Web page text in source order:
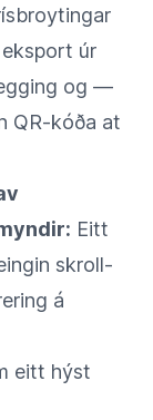
úr
og —
QR-kóða at
Eitt
skroll-
á
eitt hýst